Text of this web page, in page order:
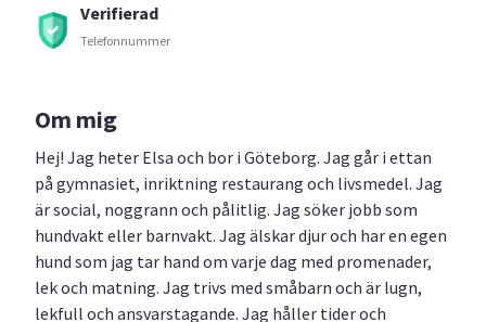
Verifierad
Telefonnummer
Om mig
Hej! Jag heter Elsa och bor i Göteborg. Jag går i ettan
på gymnasiet, inriktning restaurang och livsmedel. Jag
är social, noggrann och pålitlig. Jag söker jobb som
hundvakt eller barnvakt. Jag älskar djur och har en egen
hund som jag tar hand om varje dag med promenader,
lek och matning. Jag trivs med småbarn och är lugn,
lekfull och ansvarstagande. Jag håller tider och